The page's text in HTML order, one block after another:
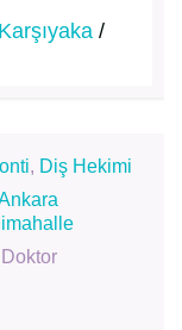
Karşıyaka /
, Diş Hekimi
Doktor